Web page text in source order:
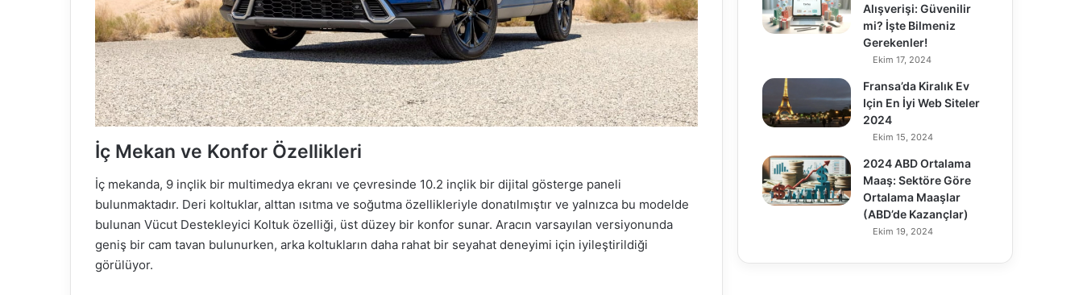
İç Mekan ve Konfor Özellikleri
İç mekanda, 9 inçlik bir multimedya ekranı ve çevresinde 10.2 inçlik bir dijital gösterge paneli
bulunmaktadır. Deri koltuklar, alttan ısıtma ve soğutma özellikleriyle donatılmıştır ve yalnızca bu modelde
bulunan Vücut Destekleyici Koltuk özelliği, üst düzey bir konfor sunar. Aracın varsayılan versiyonunda
geniş bir cam tavan bulunurken, arka koltukların daha rahat bir seyahat deneyimi için iyileştirildiği
görülüyor.
Alışverişi: Güvenilir
mi? İşte Bilmeniz
Gerekenler!
Ekim 17, 2024
Fransa’da Kiralık Ev
Için En İyi Web Siteler
2024
Ekim 15, 2024
2024 ABD Ortalama
Maaş: Sektöre Göre
Ortalama Maaşlar
(ABD’de Kazançlar)
Ekim 19, 2024